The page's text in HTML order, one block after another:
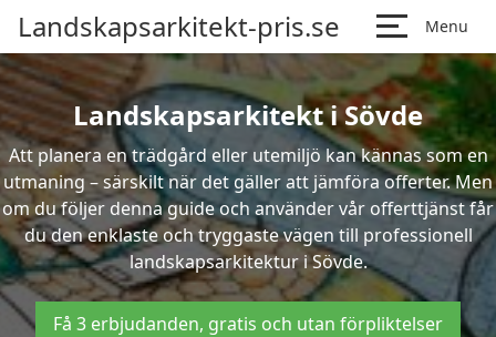
Landskapsarkitekt-pris.se Menu
Landskapsarkitekt i Sövde
Att planera en trädgård eller utemiljö kan kännas som en
utmaning – särskilt när det gäller att jämföra offerter. Men
om du följer denna guide och använder vår offerttjänst får
du den enklaste och tryggaste vägen till professionell
landskapsarkitektur i Sövde.
Få 3 erbjudanden, gratis och utan förpliktelser